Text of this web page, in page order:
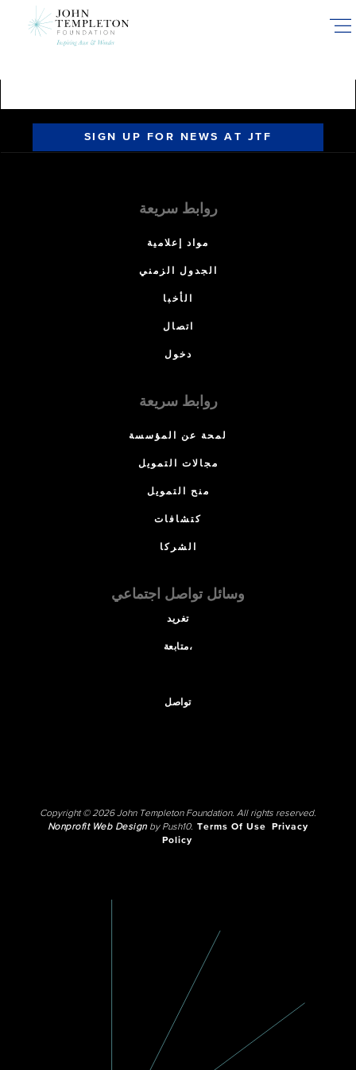
SIGN UP FOR NEWS AT JTF
روابط سريعة
مواد إعلامية
الجدول الزمني
الأخبا
اتصال
دخول
روابط سريعة
لمحة عن المؤسسة
مجالات التمويل
منح التمويل
كتشافات
الشركا
وسائل تواصل اجتماعي
تغريد
متابعة،
تواصل
Copyright © 2026 John Templeton Foundation. All rights reserved.
Nonprofit Web Designby Push10. Terms Of Use
Privacy
Policy